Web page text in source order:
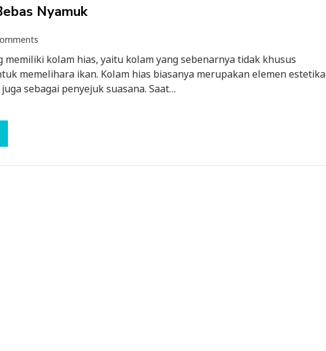
Nyamuk
memiliki kolam hias, yaitu kolam yang sebenarnya tidak khusus
memelihara ikan. Kolam hias biasanya merupakan elemen estetika
sebagai penyejuk suasana. Saat…